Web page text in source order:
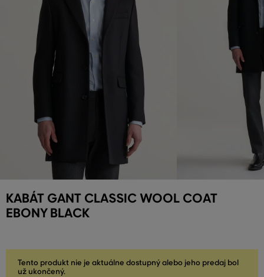
KABÁT GANT CLASSIC WOOL COAT
EBONY BLACK
Tento produkt nie je aktuálne dostupný alebo jeho predaj bol
už ukončený.